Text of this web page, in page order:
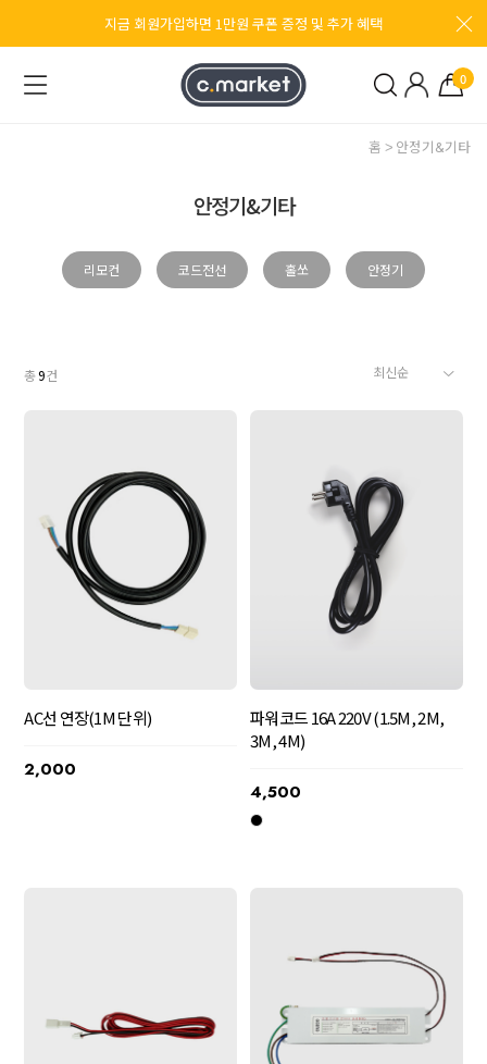
지금 회원가입하면 1만원 쿠폰 증정 및 추가 혜택
0
홈 안정기&기타
안정기&기타
리모컨 코드전선 홀쏘 안정기
총9건
AC선 연장(1M 단위)
2,000
파워코드 16A 220V (1.5M, 2M,
3M, 4M)
4,500